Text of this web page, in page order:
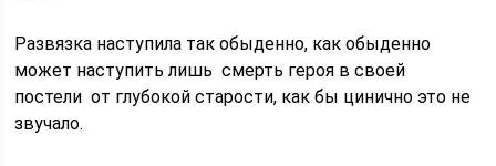
Развязка наступила так обыденно, как обыденно
может наступить лишь смерть героя в своей
постели от глубокой старости, как бы цинично это не
звучало.